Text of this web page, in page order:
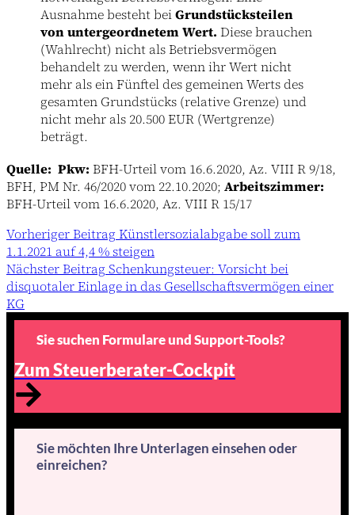
Ausnahme besteht beiGrundstücksteilen
von untergeordnetem Wert. Diese brauchen
(Wahlrecht) nicht als Betriebsvermögen
behandelt zu werden, wenn ihr Wert nicht
mehr als ein Fünftel des gemeinen Werts des
gesamten Grundstücks (relative Grenze) und
nicht mehr als 20.500 EUR (Wertgrenze)
beträgt.
Quelle: Pkw: BFH-Urteil vom 16.6.2020, Az. VIII R 9/18,
BFH, PM Nr. 46/2020 vom 22.10.2020; Arbeitszimmer:
BFH-Urteil vom 16.6.2020, Az. VIII R 15/17
VorherigerBeitragKünstlersozialabgabe soll zum
1.1.2021 auf 4,4 % steigen
NächsterBeitragSchenkungsteuer: Vorsicht bei
disquotaler Einlage in das Gesellschaftsvermögen einer
KG
Sie suchen Formulare und Support-Tools?
Zum Steuerberater-Cockpit
Sie möchten Ihre Unterlagen einsehen oder
einreichen?